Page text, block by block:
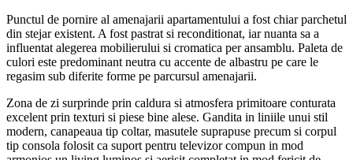
Punctul de pornire al amenajarii apartamentului a fost chiar parchetul
din stejar existent. A fost pastrat si reconditionat, iar nuanta sa a
influentat alegerea mobilierului si cromatica per ansamblu. Paleta de
culori este predominant neutra cu accente de albastru pe care le
regasim sub diferite forme pe parcursul amenajarii.
Zona de zi surprinde prin caldura si atmosfera primitoare conturata
excelent prin texturi si piese bine alese. Gandita in liniile unui stil
modern, canapeaua tip coltar, masutele suprapuse precum si corpul
tip consola folosit ca suport pentru televizor compun in mod